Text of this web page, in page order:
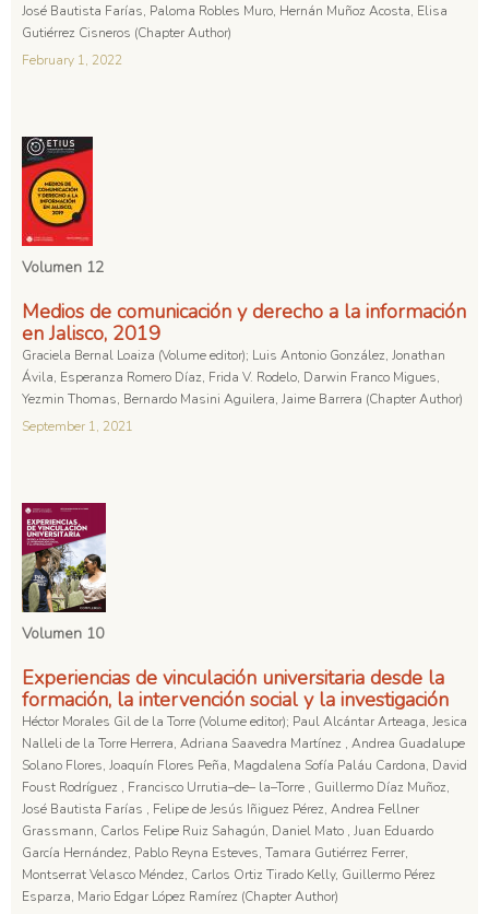
José Bautista Farías, Paloma Robles Muro, Hernán Muñoz Acosta, Elisa
Gutiérrez Cisneros (Chapter Author)
February 1, 2022
Volumen 12
Medios de comunicación y derecho a la información
en Jalisco, 2019
Graciela Bernal Loaiza (Volume editor); Luis Antonio González, Jonathan
Ávila, Esperanza Romero Díaz, Frida V. Rodelo, Darwin Franco Migues,
Yezmin Thomas, Bernardo Masini Aguilera, Jaime Barrera (Chapter Author)
September 1, 2021
Volumen 10
Experiencias de vinculación universitaria desde la
formación, la intervención social y la investigación
Héctor Morales Gil de la Torre (Volume editor); Paul Alcántar Arteaga, Jesica
Nalleli de la Torre Herrera, Adriana Saavedra Martínez , Andrea Guadalupe
Solano Flores, Joaquín Flores Peña, Magdalena Sofía Paláu Cardona, David
Foust Rodríguez , Francisco Urrutia–de– la–Torre , Guillermo Díaz Muñoz,
José Bautista Farías , Felipe de Jesús Iñiguez Pérez, Andrea Fellner
Grassmann, Carlos Felipe Ruiz Sahagún, Daniel Mato , Juan Eduardo
García Hernández, Pablo Reyna Esteves, Tamara Gutiérrez Ferrer,
Montserrat Velasco Méndez, Carlos Ortiz Tirado Kelly, Guillermo Pérez
Esparza, Mario Edgar López Ramírez (Chapter Author)